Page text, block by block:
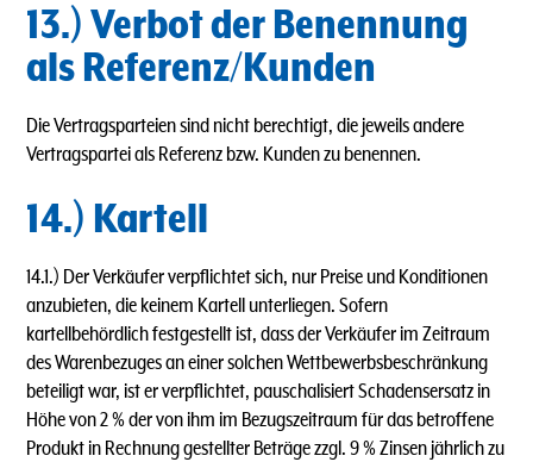
13.) Verbot der Benennung
als Referenz/Kunden
Die Vertragsparteien sind nicht berechtigt, die jeweils andere
Vertragspartei als Referenz bzw. Kunden zu benennen.
14.) Kartell
14.1.) Der Verkäufer verpflichtet sich, nur Preise und Konditionen
anzubieten, die keinem Kartell unterliegen. Sofern
kartellbehördlich festgestellt ist, dass der Verkäufer im Zeitraum
des Warenbezuges an einer solchen Wettbewerbsbeschränkung
beteiligt war, ist er verpflichtet, pauschalisiert Schadensersatz in
Höhe von 2 % der von ihm im Bezugszeitraum für das betroffene
Produkt in Rechnung gestellter Beträge zzgl. 9 % Zinsen jährlich zu